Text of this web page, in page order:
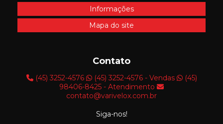
Informações
Mapa do site
Contato
(45) 3252-4576 (45) 3252-4576 - Vendas
(45)
98406-8425 - Atendimento
contato@varivelox.com.br
Siga-nos!